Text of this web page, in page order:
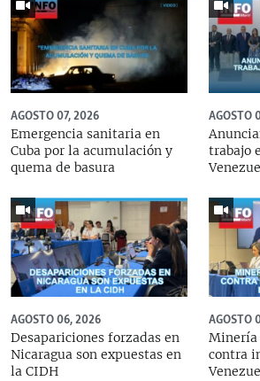
AGOSTO 07, 2026
Emergencia sanitaria en
Cuba por la acumulación y
quema de basura
AGOSTO
trabajo
AGOSTO 06, 2026
Desapariciones forzadas en
Nicaragua son expuestas en
la CIDH
AGOSTO
Minería
contra